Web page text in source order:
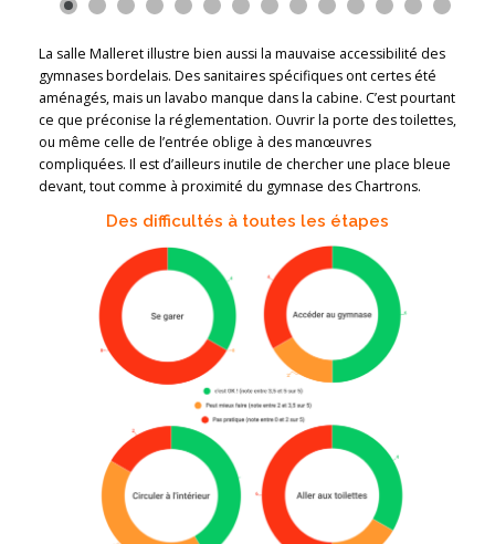
La salle Malleret illustre bien aussi la mauvaise accessibilité des
gymnases bordelais. Des sanitaires spécifiques ont certes été
aménagés, mais un lavabo manque dans la cabine. C’est pourtant
ce que préconise la réglementation. Ouvrir la porte des toilettes,
ou même celle de l’entrée oblige à des manœuvres
compliquées. Il est d’ailleurs inutile de chercher une place bleue
devant, tout comme à proximité du gymnase des Chartrons.
Des difficultés à toutes les étapes